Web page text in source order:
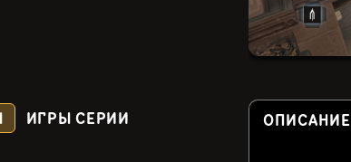
ИГРЫ СЕРИИ ОПИСАНИЕ